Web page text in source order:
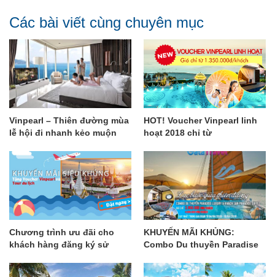
Các bài viết cùng chuyên mục
Vinpearl – Thiên đường mùa
lễ hội đi nhanh kẻo muộn
HOT! Voucher Vinpearl linh
hoạt 2018 chỉ từ
Chương trình ưu đãi cho
khách hàng đăng ký sử
trong dịp đầu năm mới
KHUYẾN MÃI KHỦNG:
Combo Du thuyền Paradise
Suite với giá tốt nhất!